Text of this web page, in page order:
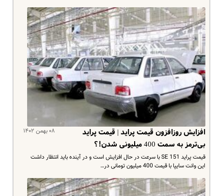
۰۸ بهمن ۱۴۰۲
افزایش روزافزون قیمت پراید | قیمت پراید
بی‌ترمز به سمت 400 میلیونی شدن!؟
قیمت پراید 151 SE با سرعت در حال افزایش است و در آینده باید انتظار داشت
این وانت سایپا با قیمت 400 میلیون تومانی در…